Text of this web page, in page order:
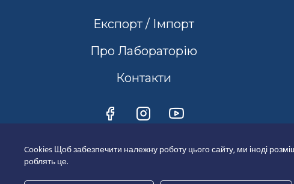
Експорт / Імпорт
Про Лабораторію
Контакти
Cookies Щоб забезпечити належну роботу цього сайту, ми іноді
роблять це.